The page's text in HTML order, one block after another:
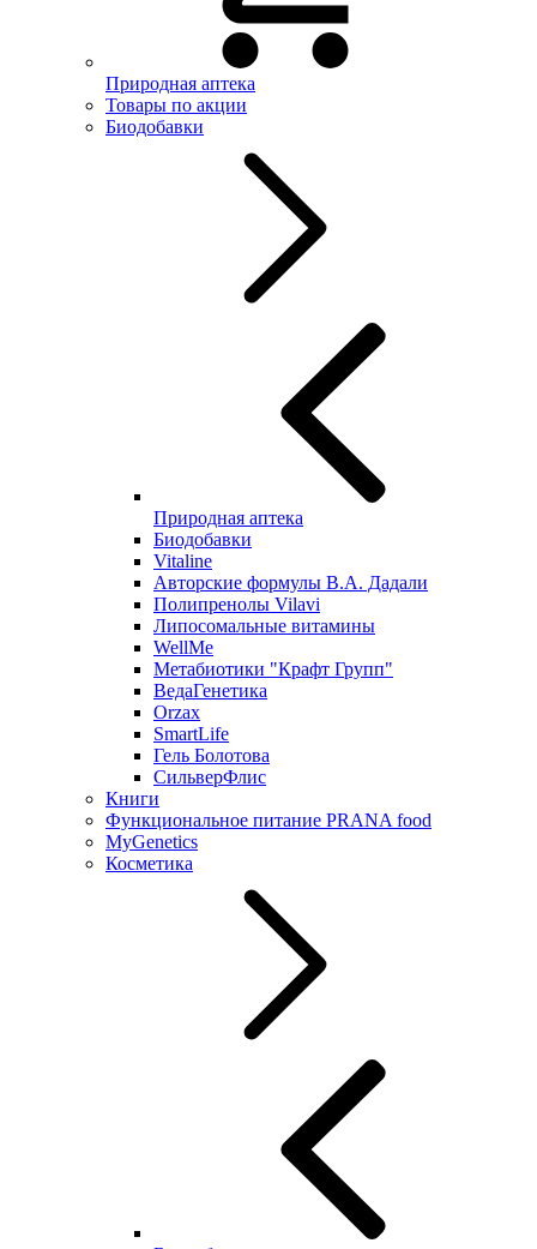
Природная аптека
Товары по акции
Биодобавки
Природная аптека
Биодобавки
Vitaline
Авторские формулы В.А. Дадали
Полипренолы Vilavi
Липосомальные витамины
WellMe
Метабиотики "Крафт Групп"
ВедаГенетика
Orzax
SmartLife
Гель Болотова
СильверФлис
Книги
Функциональное питание PRANA food
MyGenetics
Косметика